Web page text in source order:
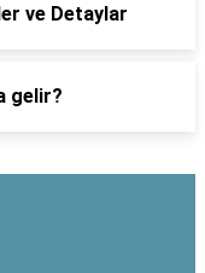
ve Detaylar
gelir?